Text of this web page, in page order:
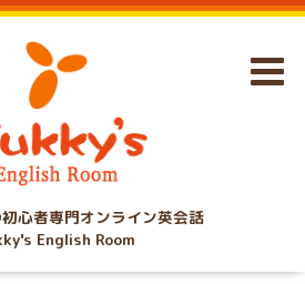
心者専門オンライン英会話
English Room